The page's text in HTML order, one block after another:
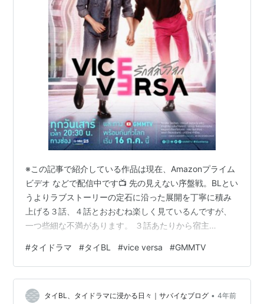
※この記事で紹介している作品は現在、Amazonプライム
ビデオ などで配信中です📺 先の見えない序盤戦。BLとい
うよりラブストーリーの定石に沿った展開を丁寧に積み
上げる３話、４話とおおむね楽しく見ているんですが、
一つ些細な不満があります。 ３話あたりから宿主
なくなってきてるので、宿主と中身（SeaさんとJimmy
さんですね）の紐付けがこんがらっがっちゃうんですよ
ね。 あれ？Seaさんが今演じているTess君は、Nanonだ
っけOhmだっけ？ 後から入れ替わったのがNanonさん演
#タイドラマ #タイBL #vice versa #GMMTV
タイBL、タイドラマに浸かる日々｜サバイなブログ • 4年前